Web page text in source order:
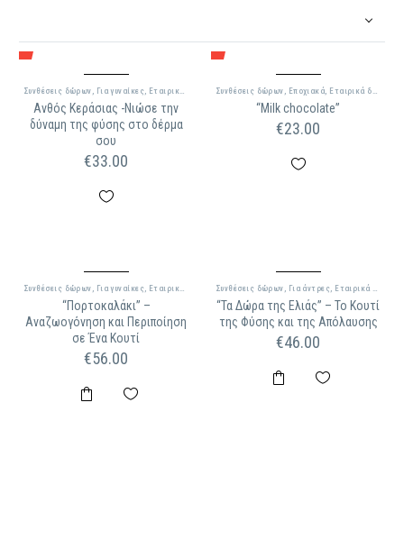
Συνθέσεις δώρων Για γυναίκες Εταιρικά δώρα
Ανθός Κεράσιας -Νιώσε την
δύναμη της φύσης στο δέρμα
σου
€33.00
Συνθέσεις δώρων Εποχιακά Εταιρικά δώρα
“Milk chocolate”
€23.00
Συνθέσεις δώρων Για γυναίκες Εταιρικά δώρα
“Πορτοκαλάκι” –
Αναζωογόνηση και Περιποίηση
σε Ένα Κουτί
€56.00
Συνθέσεις δώρων Για άντρες Εταιρικά δώρα
“Τα Δώρα της Ελιάς” – Το Κουτί
της Φύσης και της Απόλαυσης
€46.00